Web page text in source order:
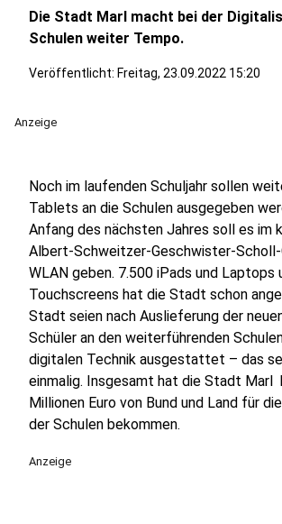
Die Stadt Marl macht bei der
Schulen weiter Tempo.
Veröffentlicht: Freitag, 23.09.2022 15:20
Anzeige
Noch im laufenden Schuljahr sollen
Tablets an die Schulen ausgegeben
Anfang des nächsten Jahres soll es im
Albert-Schweitzer-Geschwister-Scholl-
WLAN geben. 7.500 iPads und Laptops
Touchscreens hat die Stadt schon
Stadt seien nach Auslieferung der
Schüler an den weiterführenden
digitalen Technik ausgestattet – das
einmalig. Insgesamt hat die Stadt Marl
Millionen Euro von Bund und Land für
der Schulen bekommen.
Anzeige